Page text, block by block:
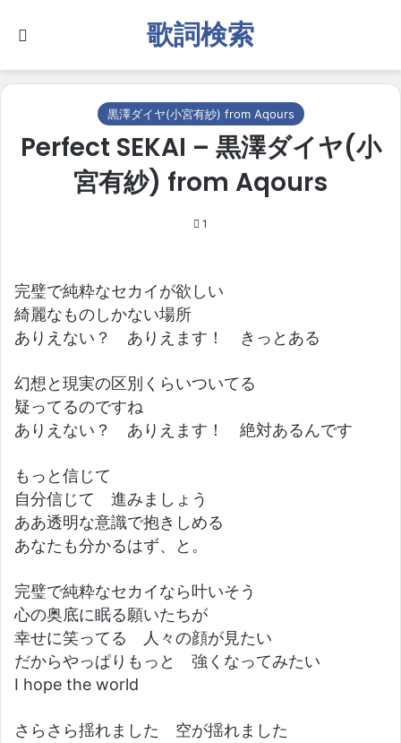
歌詞検索
黒澤ダイヤ(小宮有紗) from Aqours
Perfect SEKAI – 黒澤ダイヤ(小
宮有紗) from Aqours
1
完璧で純粋なセカイが欲しい
綺麗なものしかない場所
ありえない？ ありえます！ きっとある
幻想と現実の区別くらいついてる
疑ってるのですね
ありえない？ ありえます！ 絶対あるんです
もっと信じて
自分信じて 進みましょう
ああ透明な意識で抱きしめる
あなたも分かるはず、と。
完璧で純粋なセカイなら叶いそう
心の奥底に眠る願いたちが
幸せに笑ってる 人々の顔が見たい
だからやっぱりもっと 強くなってみたい
I hope the world
さらさら揺れました 空が揺れました